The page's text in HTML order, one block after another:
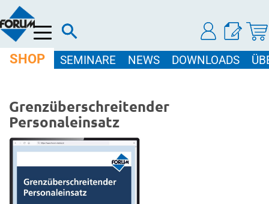
Menü
SHOP SEMINARE NEWS DOWNLOADS
Grenzüberschreitender
Personaleinsatz